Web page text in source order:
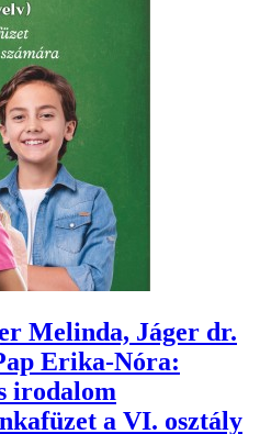
Melinda, Jáger dr.
Erika-Nóra:
irodalom
a VI. osztály